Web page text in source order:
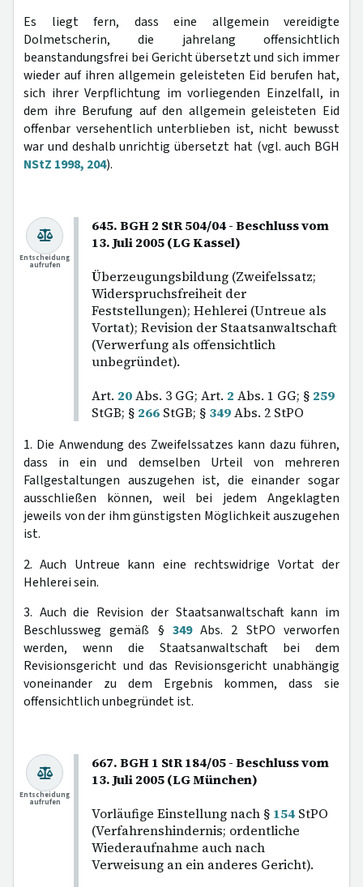
Es liegt fern, dass eine allgemein vereidigte
Dolmetscherin, die jahrelang offensichtlich
beanstandungsfrei bei Gericht übersetzt und sich immer
wieder auf ihren allgemein geleisteten Eid berufen hat,
sich ihrer Verpflichtung im vorliegenden Einzelfall, in
dem ihre Berufung auf den allgemein geleisteten Eid
offenbar versehentlich unterblieben ist, nicht bewusst
war und deshalb unrichtig übersetzt hat (vgl. auch BGH
NStZ 1998, 204).
645. BGH 2 StR 504/04 - Beschluss vom
13. Juli 2005 (LG Kassel)
Überzeugungsbildung (Zweifelssatz;
Widerspruchsfreiheit der
Feststellungen); Hehlerei (Untreue als
Vortat); Revision der Staatsanwaltschaft
(Verwerfung als offensichtlich
unbegründet).
Art. 20Abs. 3 GG; Art. 2 Abs. 1 GG; § 259
StGB; § 266 StGB; § 349Abs. 2 StPO
Entscheidung
aufrufen
1. Die Anwendung des Zweifelssatzes kann dazu führen,
dass in ein und demselben Urteil von mehreren
Fallgestaltungen auszugehen ist, die einander sogar
ausschließen können, weil bei jedem Angeklagten
jeweils von der ihm günstigsten Möglichkeit auszugehen
ist.
2. Auch Untreue kann eine rechtswidrige Vortat der
Hehlerei sein.
3. Auch die Revision der Staatsanwaltschaft kann im
Beschlussweg gemäß § 349Abs. 2 StPO verworfen
werden, wenn die Staatsanwaltschaft bei dem
Revisionsgericht und das Revisionsgericht unabhängig
voneinander zu dem Ergebnis kommen, dass sie
offensichtlich unbegründet ist.
667. BGH 1 StR 184/05 - Beschluss vom
13. Juli 2005 (LG München)
Vorläufige Einstellung nach § 154 StPO
(Verfahrenshindernis; ordentliche
Wiederaufnahme auch nach
Verweisung an ein anderes Gericht).
Entscheidung
aufrufen